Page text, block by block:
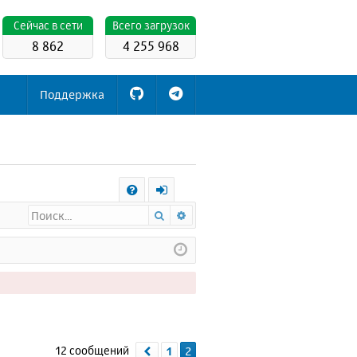
Всего загрузок
4 255 968
Cейчас в сети
8 862
Поддержка
Q
х
о
д
Поиск
12 сообщений Пред.
1 2